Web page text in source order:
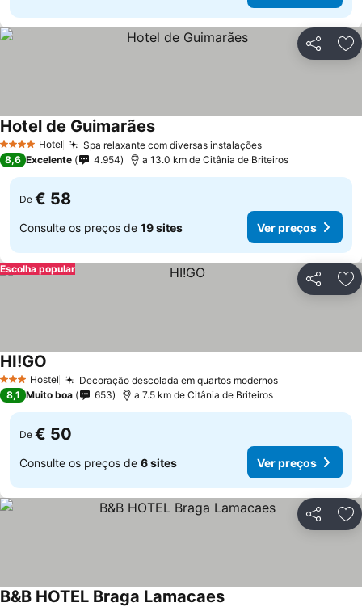
Partilhar
4 EstrelasHotel Spa relaxante com diversas instalações
Hotel de Guimarães
8,6 Excelente 4.954 a 13.0 km de Citânia de Briteiros
De € 58
Consulte os preços de 19 sites Ver preços
Partilhar
Escolha popular
3 EstrelasHostel Decoração descolada em quartos modernos
HI!GO
8,1 Muito boa 653 a 7.5 km de Citânia de Briteiros
De € 50
Consulte os preços de 6 sites Ver preços
Partilhar
B&B HOTEL Braga Lamacaes